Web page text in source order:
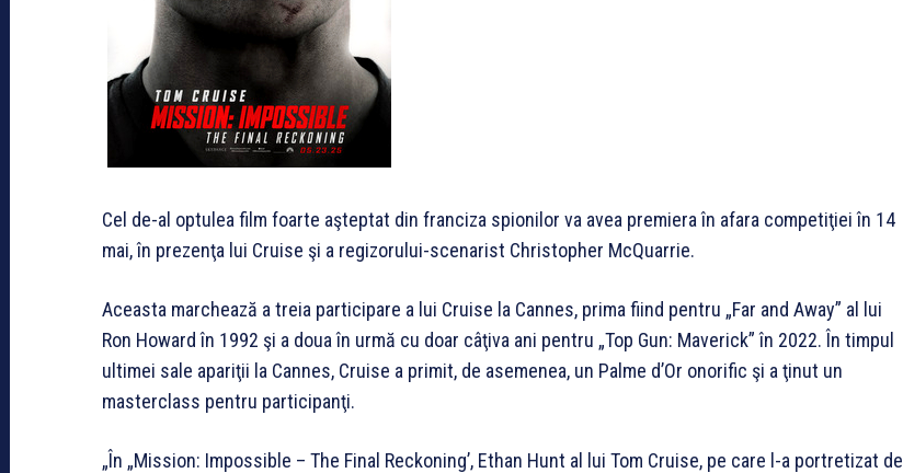
Cel de-al optulea film foarte aşteptat din franciza spionilor va avea premiera în afara competiţiei în 14
mai, în prezenţa lui Cruise şi a regizorului-scenarist Christopher McQuarrie.
Aceasta marchează a treia participare a lui Cruise la Cannes, prima fiind pentru „Far and Away” al lui
Ron Howard în 1992 şi a doua în urmă cu doar câţiva ani pentru „Top Gun: Maverick” în 2022. În timpul
ultimei sale apariţii la Cannes, Cruise a primit, de asemenea, un Palme d’Or onorific şi a ţinut un
masterclass pentru participanţi.
„În „Mission: Impossible – The Final Reckoning’, Ethan Hunt al lui Tom Cruise, pe care l-a portretizat de